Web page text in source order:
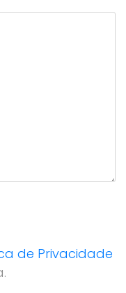
de Privacidade